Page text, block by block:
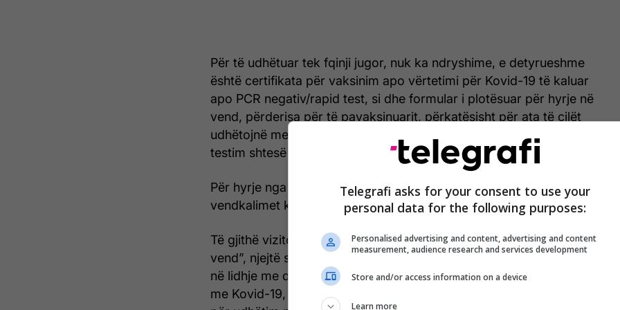
Për të udhëtuar tek fqinji jugor, nuk ka ndryshime, e detyrueshme
është certifikata për vaksinim apo vërtetimi për Kovid-19 të kaluar
apo PCR negativ/rapid test, si dhe formular i plotësuar për hyrje në
vend, përderisa për të pavaksinuarit, përkatësisht për ata të cilët
udhëtojnë me test negativ edhe më tutje është në fuqi vendimi për
testim shtesë në pikat hyrëse në Greqi.
Për hyrje nga Maqeodnia e Veriut në Greqi janë të hapura të gjitha
vendkalimet kufitare, të cilat punojnë 24 orë.
Të gjithë vizitorët “pavarësisht shtetësisë dhe mënyrës për hyrje në
vend”, njejtë si në katër muajt e gjysmë të fundit kanë katër opsione,
në lidhje me dokumentet që duhet t’i dorëzojnë dhe janë të lidhura
me Kovid-19, ndërsa AIM detajisht i transmeton të gjitha rregullat
Telegrafi asks for your consent to use your
personal data for the following purposes:
Personalised advertising and content, advertising and content
measurement, audience research and services development
Store and/or access information on a device
Learn more